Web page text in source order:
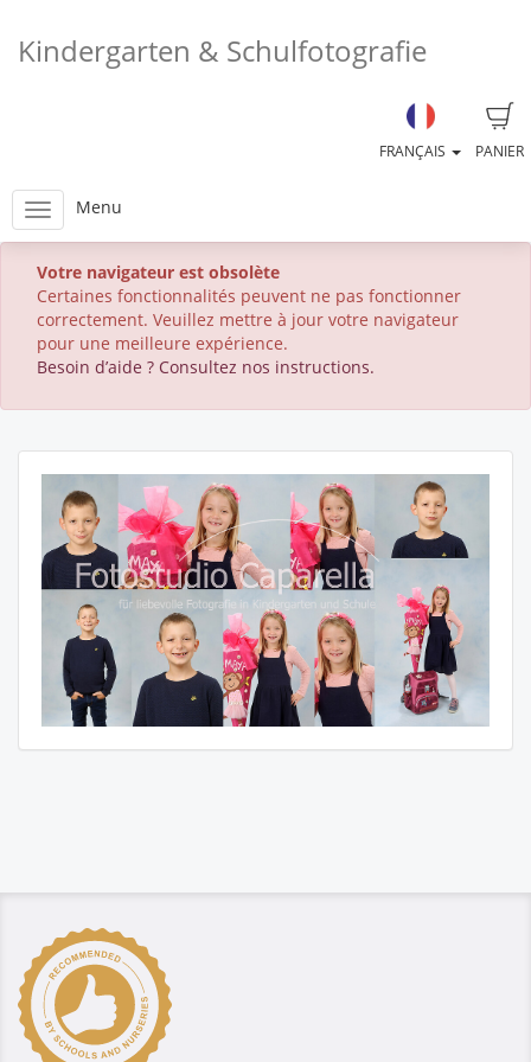
Kindergarten & Schulfotografie
PANIER
FRANÇAIS
Menu
Votre navigateur est obsolète
Certaines fonctionnalités peuvent ne pas fonctionner
correctement. Veuillez mettre à jour votre navigateur
pour une meilleure expérience.
Besoin d’aide ? Consultez nos instructions.